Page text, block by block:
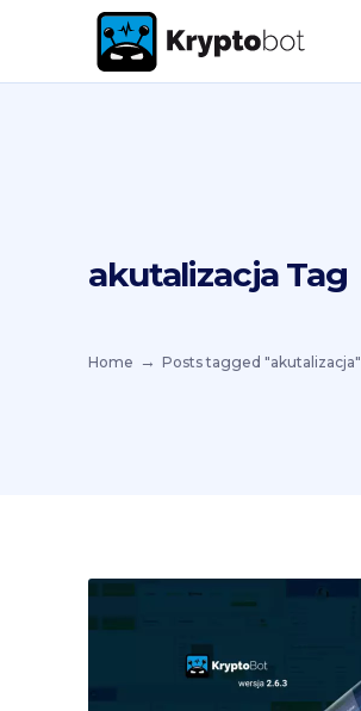
akutalizacja Tag
Home Posts tagged "akutalizacja"